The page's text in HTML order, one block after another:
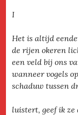
I
Het is altijd
de rijen okeren
een veld bij ons
wanneer vogels
schaduw tussen
luistert, geef ik